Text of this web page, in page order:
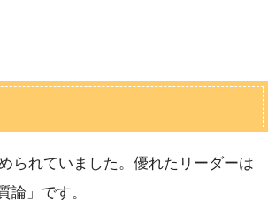
られていました。優れたリーダーは
論」です。